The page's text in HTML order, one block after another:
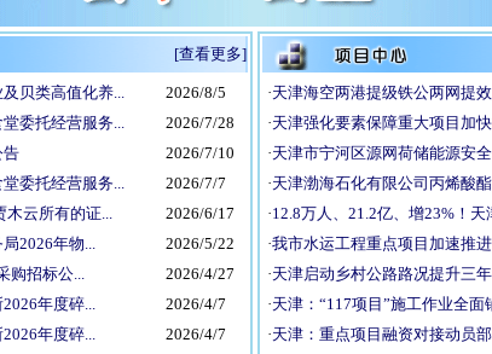
[查看更多]
贝类高值化养...
2026/8/5
委托经营服务...
2026/7/28
告
2026/7/10
委托经营服务...
2026/7/7
木云所有的证...
2026/6/17
2026年物...
2026/5/22
购招标公...
2026/4/27
年度碎...
2026/4/7
年度碎...
2026/4/7
·天津海空两港提级铁公两网提效
·天津强化要素保障重大项目加
·天津市宁河区源网荷储能源安
·天津渤海石化有限公司丙烯酸
·12.8万人、21.2亿、增23%！天
·我市水运工程重点项目加速推进
·天津启动乡村公路路况提升三
·天津：“117项目”施工作业全面
·天津：重点项目融资对接动员